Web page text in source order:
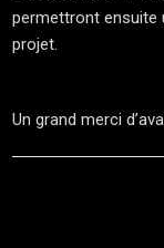
permettront ensuite
projet.
Un grand merci